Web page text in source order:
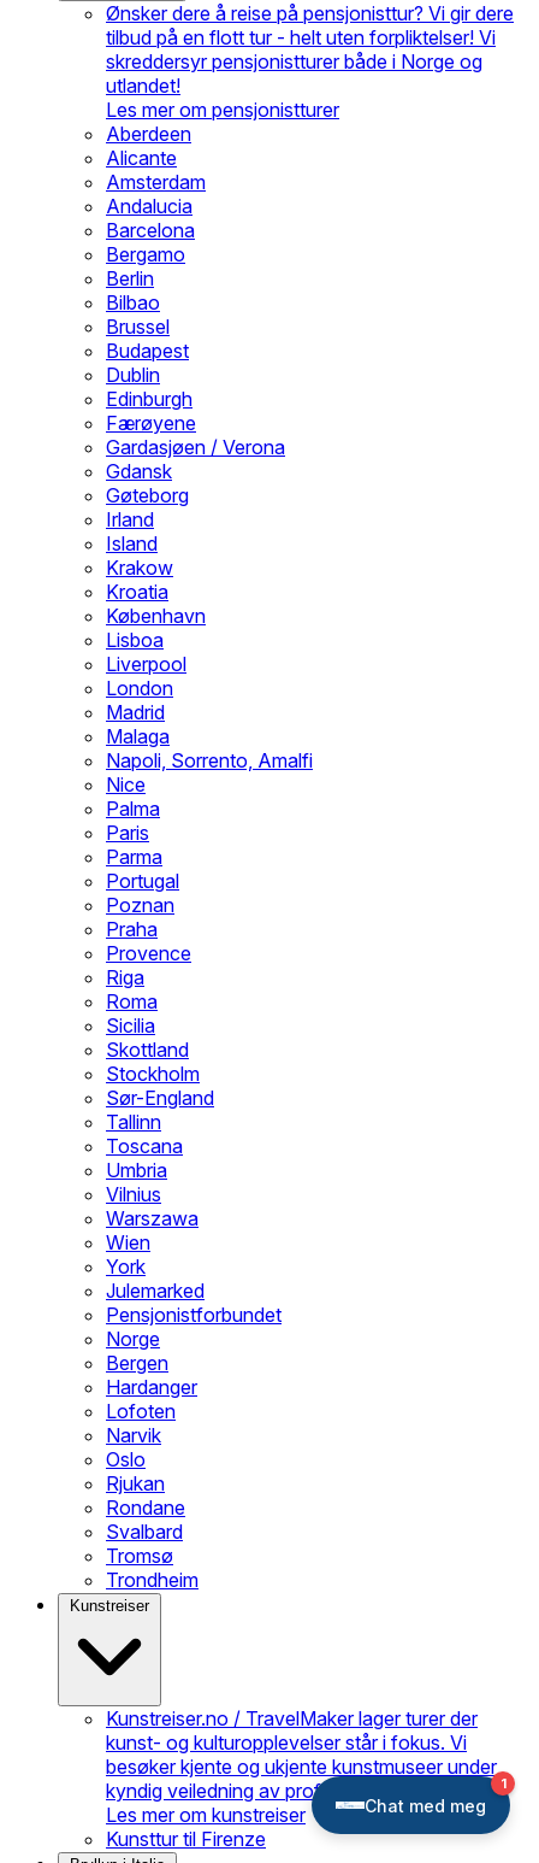
Ønsker dere å reise på pensjonisttur? Vi gir dere
tilbud på en flott tur - helt uten forpliktelser! Vi
skreddersyr pensjonistturer både i Norge og
utlandet!
Les mer om pensjonistturer
Aberdeen
Alicante
Amsterdam
Andalucia
Barcelona
Bergamo
Berlin
Bilbao
Brussel
Budapest
Dublin
Edinburgh
Færøyene
Gardasjøen / Verona
Gdansk
Gøteborg
Irland
Island
Krakow
Kroatia
København
Lisboa
Liverpool
London
Madrid
Malaga
Napoli, Sorrento, Amalfi
Nice
Palma
Paris
Parma
Portugal
Poznan
Praha
Provence
Riga
Roma
Sicilia
Skottland
Stockholm
Sør-England
Tallinn
Toscana
Umbria
Vilnius
Warszawa
Wien
York
Julemarked
Pensjonistforbundet
Norge
Bergen
Hardanger
Lofoten
Narvik
Oslo
Rjukan
Rondane
Svalbard
Tromsø
Trondheim
Kunstreiser
Kunstreiser.no / TravelMaker lager turer der
kunst- og kulturopplevelser står i fokus. Vi
besøker kjente og ukjente kunstmuseer under
kyndig veiledning av profesjonelle guider.
Les mer om kunstreiser
Kunsttur til Firenze